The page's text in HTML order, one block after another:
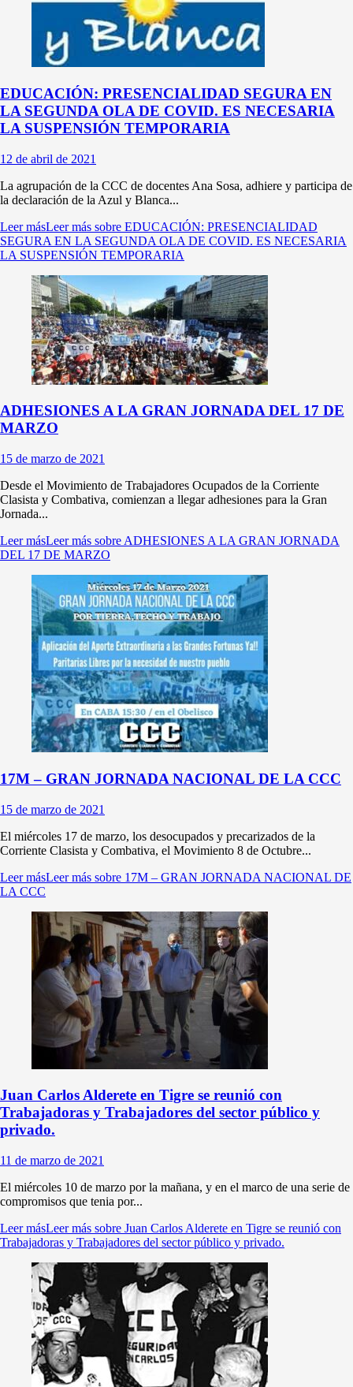
EDUCACIÓN: PRESENCIALIDAD SEGURA EN
LA SEGUNDA OLA DE COVID. ES NECESARIA
LA SUSPENSIÓN TEMPORARIA
12 de abril de 2021
La agrupación de la CCC de docentes Ana Sosa, adhiere y participa de
la declaración de la Azul y Blanca...
Leer másLeer más sobre EDUCACIÓN: PRESENCIALIDAD
SEGURA EN LA SEGUNDA OLA DE COVID. ES NECESARIA
LA SUSPENSIÓN TEMPORARIA
ADHESIONES A LA GRAN JORNADA DEL 17 DE
MARZO
15 de marzo de 2021
Desde el Movimiento de Trabajadores Ocupados de la Corriente
Clasista y Combativa, comienzan a llegar adhesiones para la Gran
Jornada...
Leer másLeer más sobre ADHESIONES A LA GRAN JORNADA
DEL 17 DE MARZO
17M – GRAN JORNADA NACIONAL DE LA CCC
15 de marzo de 2021
El miércoles 17 de marzo, los desocupados y precarizados de la
Corriente Clasista y Combativa, el Movimiento 8 de Octubre...
Leer másLeer más sobre 17M – GRAN JORNADA NACIONAL DE
LA CCC
Juan Carlos Alderete en Tigre se reunió con
Trabajadoras y Trabajadores del sector público y
privado.
11 de marzo de 2021
El miércoles 10 de marzo por la mañana, y en el marco de una serie de
compromisos que tenia por...
Leer másLeer más sobre Juan Carlos Alderete en Tigre se reunió con
Trabajadoras y Trabajadores del sector público y privado.